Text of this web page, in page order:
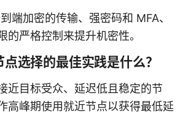
端加密的传输、强密码和 MFA、
的严格控制来提升机密性。
选择的最佳实践是什么？
近目标受众、延迟低且稳定的节
高峰期使用就近节点以获得最低延